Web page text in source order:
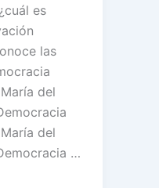
es
las
del
del
…